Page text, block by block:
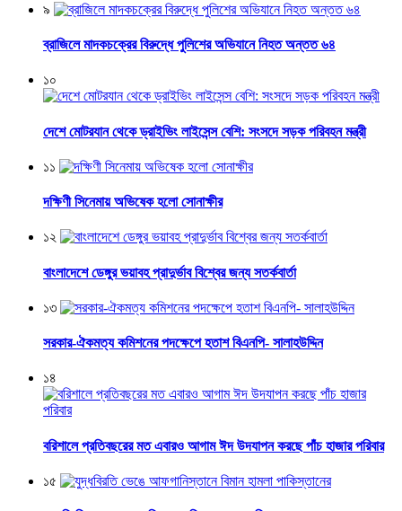
৯
ব্রাজিলে মাদকচক্রের বিরুদ্ধে পুলিশের অভিযানে নিহত অন্তত ৬৪
১০
দেশে মোটরযান থেকে ড্রাইভিং লাইসেন্স বেশি: সংসদে সড়ক পরিবহন মন্ত্রী
১১
দক্ষিণী সিনেমায় অভিষেক হলো সোনাক্ষীর
১২
বাংলাদেশে ডেঙ্গুর ভয়াবহ প্রাদুর্ভাব বিশ্বের জন্য সতর্কবার্তা
১৩
সরকার-ঐকমত্য কমিশনের পদক্ষেপে হতাশ বিএনপি- সালাহউদ্দিন
১৪
বরিশালে প্রতিবছরের মত এবারও আগাম ঈদ উদযাপন করছে পাঁচ হাজার পরিবার
১৫